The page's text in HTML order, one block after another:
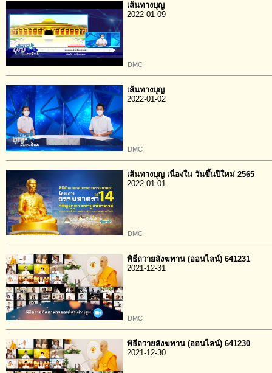
เส้นทางบุญ
2022-01-09
DMC
เส้นทางบุญ
2022-01-02
DMC
เส้นทางบุญ เนื่องใน วันขึ้นปีใหม่ 2565
2022-01-01
DMC
พิธีถวายสังฆทาน (ออนไลน์) 641231
2021-12-31
DMC
พิธีถวายสังฆทาน (ออนไลน์) 641230
2021-12-30